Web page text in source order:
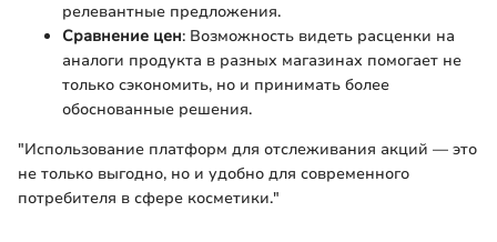
релевантные предложения.
Сравнение цен: Возможность видеть расценки на
аналоги продукта в разных магазинах помогает не
только сэкономить, но и принимать более
обоснованные решения.
"Использование платформ для отслеживания акций — это
не только выгодно, но и удобно для современного
потребителя в сфере косметики."